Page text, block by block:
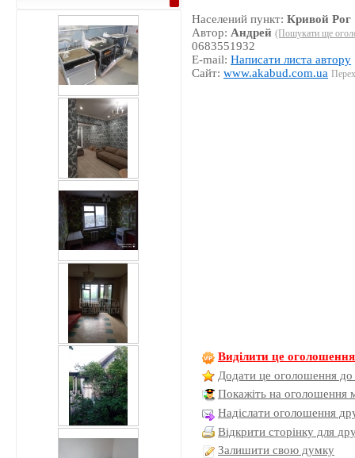
Населений пункт:Кривой Рог
Автор: Андрей (Пошукати ще
0683551932
E-mail:Написати листа автору
Сайт:www.akabud.com.ua
Виділити це оголошення
Додати це оголошення до
Покажіть на оголошення
Надіслати оголошення
Відкрити сторінку для
Залишити свою думку